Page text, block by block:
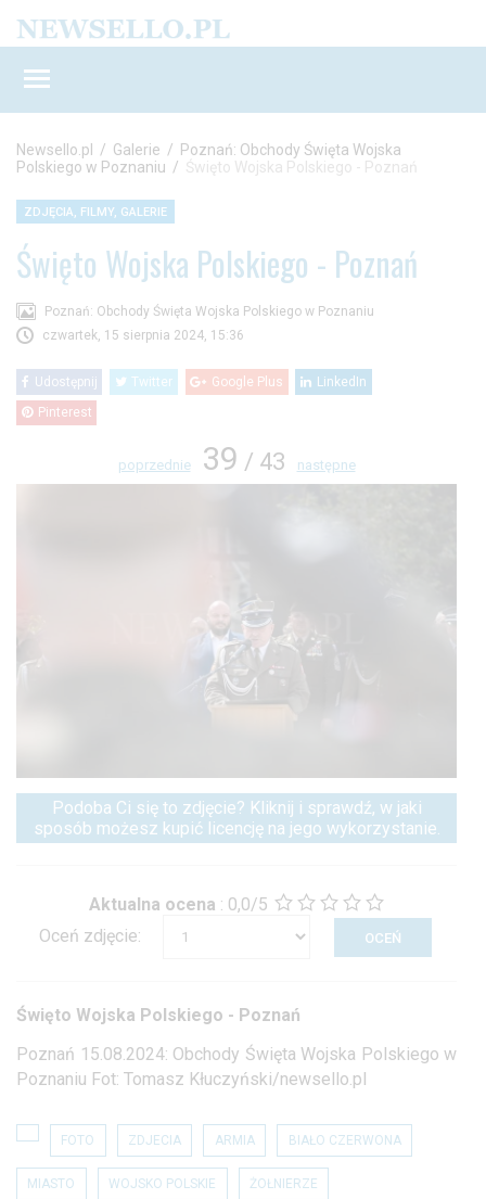
Newsello.pl / Galerie / Poznań: Obchody Święta Wojska
Polskiego w Poznaniu / Święto Wojska Polskiego - Poznań
ZDJĘCIA, FILMY, GALERIE
Święto Wojska Polskiego - Poznań
Poznań: Obchody Święta Wojska Polskiego w Poznaniu
czwartek, 15 sierpnia 2024, 15:36
Udostępnij Twitter Google Plus LinkedIn
Pinterest
poprzednie 39 / 43 następne
Podoba Ci się to zdjęcie? Kliknij i sprawdź, w jaki
sposób możesz kupić licencję na jego wykorzystanie.
Aktualna ocena : 0,0/5
Oceń zdjęcie:
Święto Wojska Polskiego - Poznań
Poznań 15.08.2024: Obchody Święta Wojska Polskiego w
Poznaniu Fot: Tomasz Kłuczyński/newsello.pl
FOTO ZDJECIA ARMIA BIAŁO CZERWONA
MIASTO WOJSKO POLSKIE ŻOŁNIERZE